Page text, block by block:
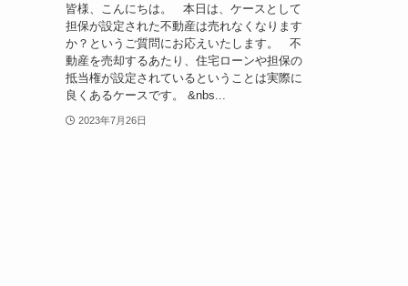
皆様、こんにちは。 本日は、ケースとして
担保が設定された不動産は売れなくなります
か？というご質問にお応えいたします。 不
動産を売却するあたり、住宅ローンや担保の
抵当権が設定されているということは実際に
良くあるケースです。 &nbs...
2023年7月26日